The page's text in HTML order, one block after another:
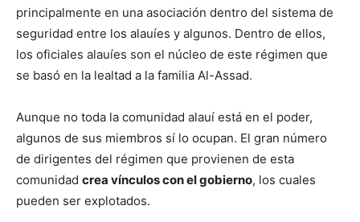
principalmente en una asociación dentro del sistema de
seguridad entre los alauíes y algunos. Dentro de ellos,
los oficiales alauíes son el núcleo de este régimen que
se basó en la lealtad a la familia Al-Assad.
Aunque no toda la comunidad alauí está en el poder,
algunos de sus miembros sí lo ocupan. El gran número
de dirigentes del régimen que provienen de esta
comunidad crea vínculos con el gobierno, los cuales
pueden ser explotados.